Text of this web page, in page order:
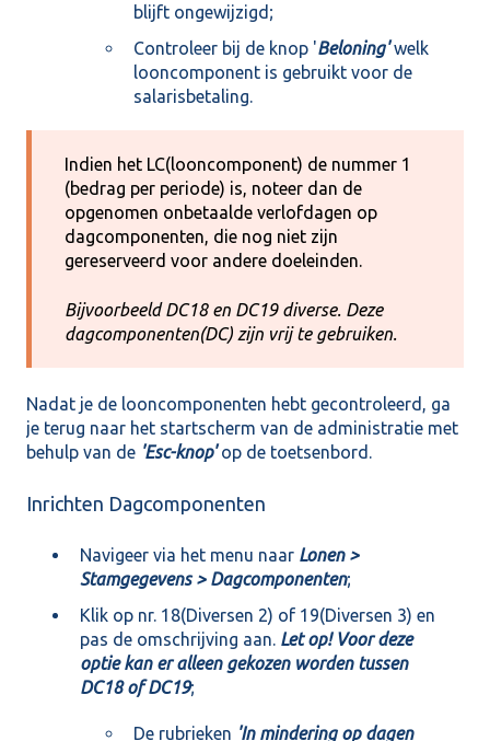
blijft ongewijzigd;
Controleer bij de knop 'Beloning' welk
looncomponent is gebruikt voor de
salarisbetaling.
Indien het LC(looncomponent) de nummer 1
(bedrag per periode) is, noteer dan de
opgenomen onbetaalde verlofdagen op
dagcomponenten, die nog niet zijn
gereserveerd voor andere doeleinden.
Bijvoorbeeld DC18 en DC19 diverse. Deze
dagcomponenten(DC) zijn vrij te gebruiken.
Nadat je de looncomponenten hebt gecontroleerd, ga
je terug naar het startscherm van de administratie met
behulp van de 'Esc-knop'op de toetsenbord.
Inrichten Dagcomponenten
Navigeer via het menu naar Lonen >
Stamgegevens > Dagcomponenten;
Klik op nr. 18(Diversen 2) of 19(Diversen 3) en
pas de omschrijving aan. Let op! Voor deze
optie kan er alleen gekozen worden tussen
DC18 of DC19;
De rubrieken 'In mindering op dagen